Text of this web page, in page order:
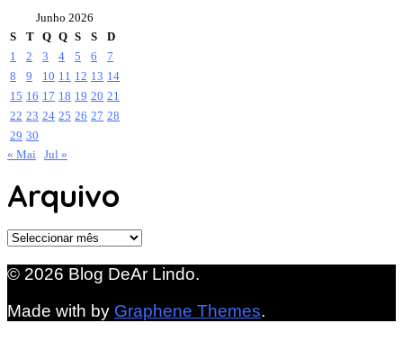
Junho 2026
S
T Q Q S S
D
1
2 3 4 5 6
7
8
9 10 11 12 13 14
15 16 17 18 19 20 21
22 23 24 25 26 27 28
29 30
« Mai
Jul »
Arquivo
Arquivo
© 2026 Blog DeAr Lindo.
Made with by Graphene Themes.